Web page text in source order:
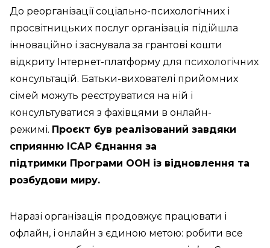
До реорганізації соціально-психологічних і
просвітницьких послуг організація підійшла
інноваційно і заснувала за грантові кошти
відкриту Інтернет-платформу для психологічних
консультацій. Батьки-вихователі прийомних
сімей можуть реєструватися на ній і
консультуватися з фахівцями в онлайн-
режимі. Проєкт був реалізований завдяки
сприянню ІСАР Єднання за
підтримки Програми ООН із відновлення та
розбудови миру.
Наразі організація продовжує працювати і
офлайн, і онлайн з єдиною метою: робити все